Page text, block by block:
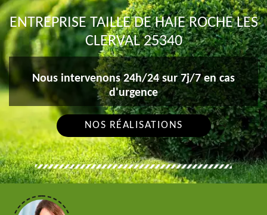
ENTREPRISE TAILLE DE HAIE ROCHE LES
CLERVAL 25340
Nous intervenons 24h/24 sur 7j/7 en cas
d'urgence
NOS RÉALISATIONS